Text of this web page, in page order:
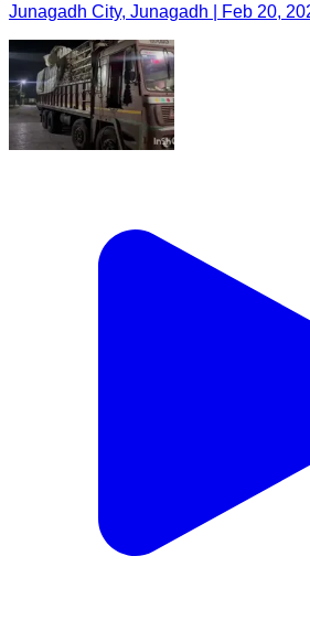
Junagadh City, Junagadh | Feb 20,